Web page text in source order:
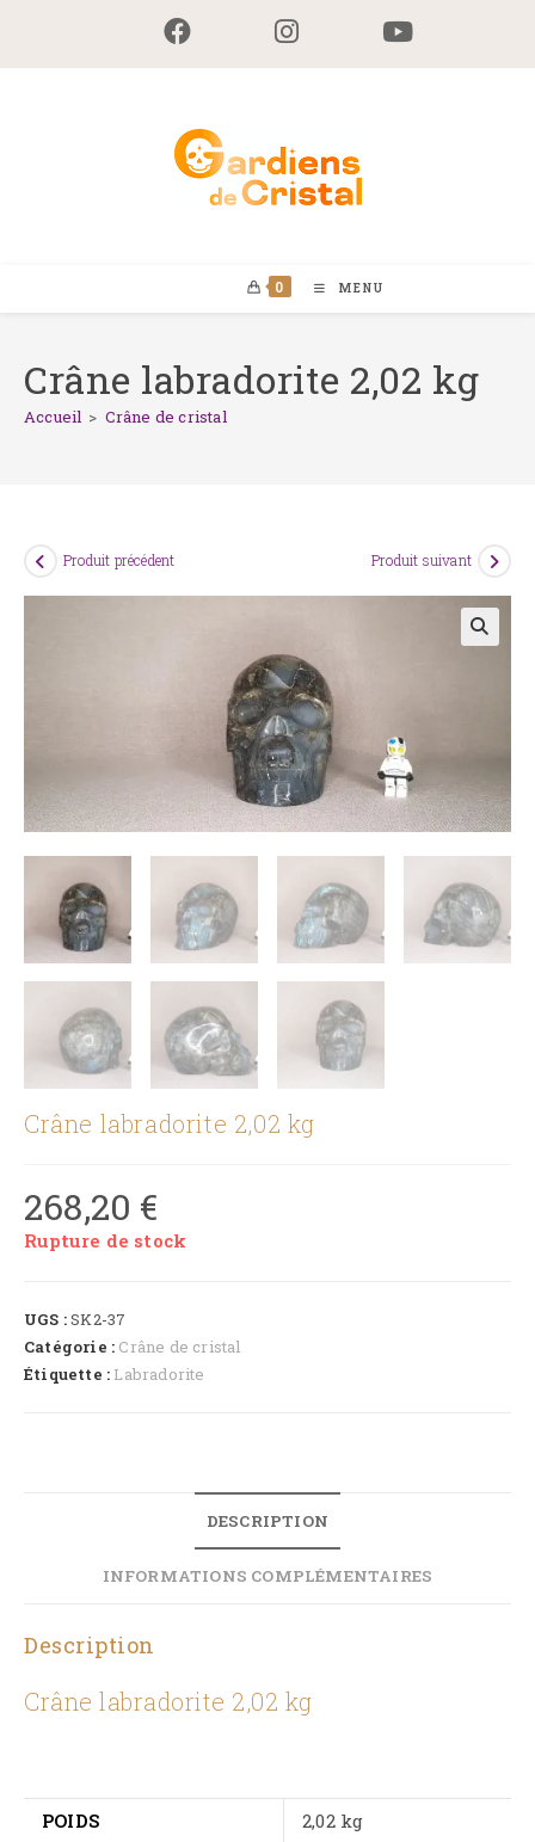
content
0 MENU
Crâne labradorite 2,02 kg
Accueil > Crâne de cristal
Produit précédent Produit suivant
Crâne labradorite 2,02 kg
268,20 €
Rupture de stock
UGS :SK2-37
Catégorie : Crâne de cristal
Étiquette : Labradorite
DESCRIPTION
INFORMATIONS COMPLÉMENTAIRES
Description
Crâne labradorite 2,02 kg
POIDS
2,02 kg